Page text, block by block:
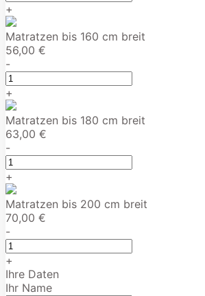
+
Matratzen bis 160 cm breit
56,00 €
-
+
Matratzen bis 180 cm breit
63,00 €
-
+
Matratzen bis 200 cm breit
70,00 €
-
+
Ihre Daten
Ihr Name